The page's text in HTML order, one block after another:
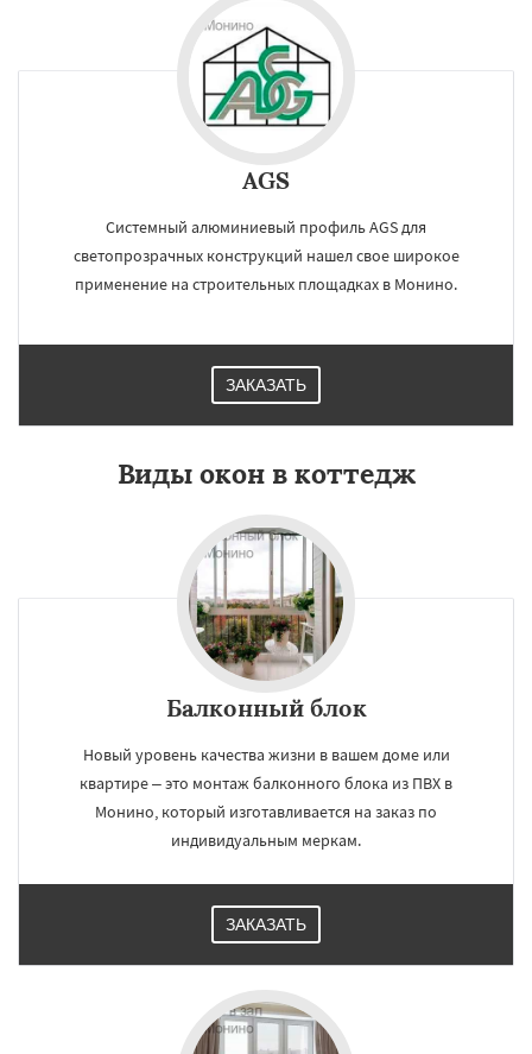
Работаем по
AGS
Системный алюминиевый профиль AGS для
светопрозрачных конструкций нашел свое широкое
применение на строительных площадках в Монино.
ЗАКАЗАТЬ
Виды окон в коттедж
Балконный блок
Новый уровень качества жизни в вашем доме или
квартире – это монтаж балконного блока из ПВХ в
Монино, который изготавливается на заказ по
индивидуальным меркам.
ЗАКАЗАТЬ
УЗНАТЬ ПОДРОБНЕЕ